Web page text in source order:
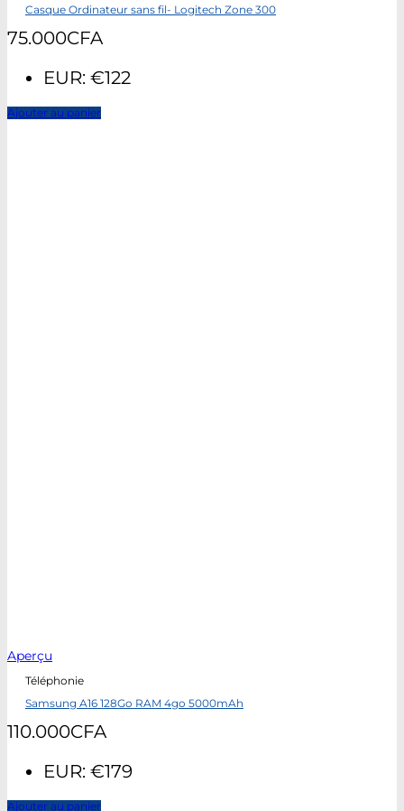
Casque Ordinateur sans fil- Logitech Zone 300
75.000CFA
EUR: €122
Ajouter au panier
Aperçu
Téléphonie
Samsung A16 128Go RAM 4go 5000mAh
110.000CFA
EUR: €179
Ajouter au panier